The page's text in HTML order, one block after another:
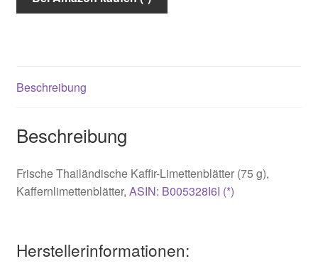
Beschreibung
Beschreibung
Frische Thailändische Kaffir-Limettenblätter (75 g),
Kaffernlimettenblätter, ASIN: B005328I6I (*)
Herstellerinformationen: